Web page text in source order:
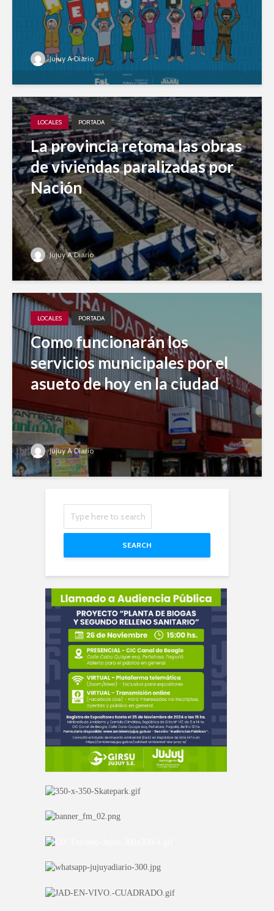
Jujuy A Diario
LOCALES PORTADA
La provincia retoma las obras
de viviendas paralizadas por
Nación
Jujuy A Diario
LOCALES PORTADA
Como funcionarán los
servicios municipales por el
asueto de hoy en la ciudad
Jujuy A Diario
SEARCH